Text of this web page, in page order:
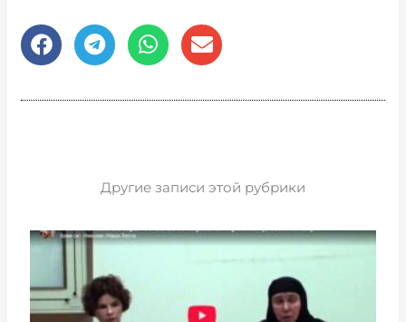
Другие записи этой рубрики